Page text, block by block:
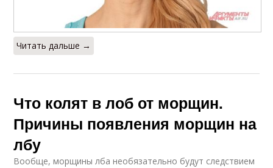
Читать дальше →
Что колят в лоб от морщин.
Причины появления морщин на
лбу
Вообще, морщины лба необязательно будут следствием